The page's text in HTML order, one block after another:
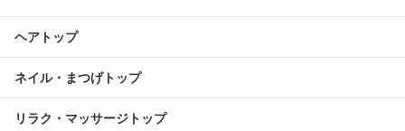
ヘアトップ
ネイル・まつげトップ
リラク・マッサージトップ